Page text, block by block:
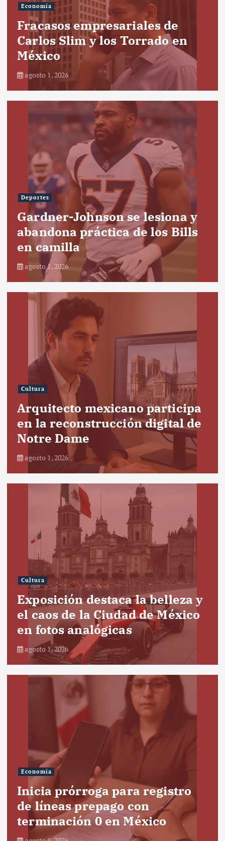
Economía
Fracasos empresariales de
Carlos Slim y los Torrado en
México
agosto 1, 2026
Deportes
Gardner-Johnson se lesiona y
abandona práctica de los Bills
en camilla
agosto 1, 2026
Cultura
Arquitecto mexicano participa
en la reconstrucción digital de
Notre Dame
agosto 1, 2026
Cultura
Exposición destaca la belleza y
el caos de la Ciudad de México
en fotos analógicas
agosto 1, 2026
Economía
Inicia prórroga para registro
de líneas prepago con
terminación 0 en México